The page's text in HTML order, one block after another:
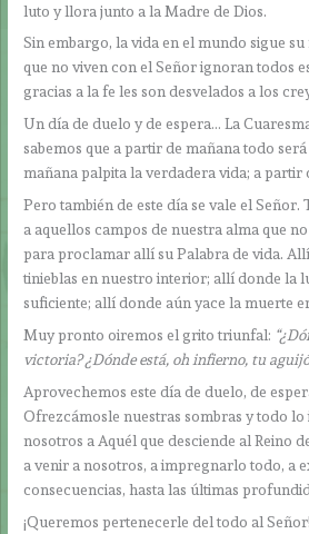
luto y llora junto a la Madre de Dios.
Sin embargo, la vida en el mundo sigue
que no viven con el Señor ignoran todos
gracias a la fe les son desvelados a los
Un día de duelo y de espera… La
sabemos que a partir de mañana todo
mañana palpita la verdadera vida; a partir
Pero también de este día se vale el Señor.
a aquellos campos de nuestra alma que
para proclamar allí su Palabra de vida.
tinieblas en nuestro interior; allí donde la
suficiente; allí donde aún yace la muerte
Muy pronto oiremos el grito triunfal:
victoria? ¿Dónde está, oh infierno, tu
Aprovechemos este día de duelo, de
Ofrezcámosle nuestras sombras y todo lo
nosotros a Aquél que desciende al Reino
a venir a nosotros, a impregnarlo todo, a
consecuencias, hasta las últimas
¡Queremos pertenecerle del todo al